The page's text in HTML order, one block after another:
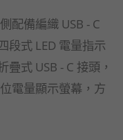
配備編織 USB - C
段式 LED 電量指示
式 USB - C 接頭，
電量顯示螢幕，方